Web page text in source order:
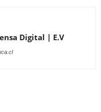
Digital | E.V